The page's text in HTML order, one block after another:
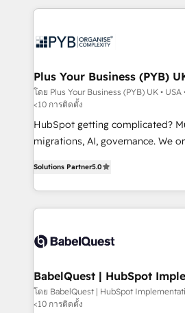
Ongoing optimization, managed
powerful growth engine. Built to
WordPress development. We work with enterprise
professional services, financial
Town, Dubai & London. 500+ HubSpot CRM
implementations delivered. AI
across ChatGPT, Claude,
Google AI Overviews. HubSpot Impact Award -
Customer First HubSpot Impact
Migration Excellence HubSpot
Platform Excellence 40+ full-time HubSpot
professionals. 100s of certifications and
Plus Your Business (PYB)
โดย Plus Your Business (PYB) UK • USA
<10 การติดตั้ง
HubSpot getting complicated?
migrations, AI, governance. We organise that
Welcome to our Profile! We help with: •
implementation, reports,
training • CRM migration from
custom API integrations • AI
Boutique 'Elite' team of 12 • 150+
Hub, Marketing Hub, Service
CMS • ISO/IEC 27001:2022, ISO
Solutions Partner5.0
BabelQuest | HubSpot
Consultancy
โดย BabelQuest | HubSpot
<10 การติดตั้ง